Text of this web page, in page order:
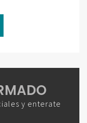
y enterate